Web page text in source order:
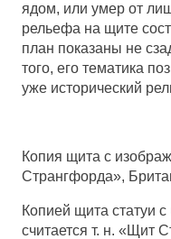
ядом, или умер от
рельефа на щите
план показаны не
того, его тематика
уже исторический
Копия щита с
Странгфорда»,
Копией щита статуи
считается т. н. «Щит